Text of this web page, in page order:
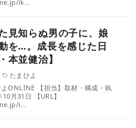
ik…
見知らぬ男の子に、娘
を…。成長を感じた日
本並健治】
たまひよ
よONLINE 【担当】取材・構成・執
月31日 【URL】
i…